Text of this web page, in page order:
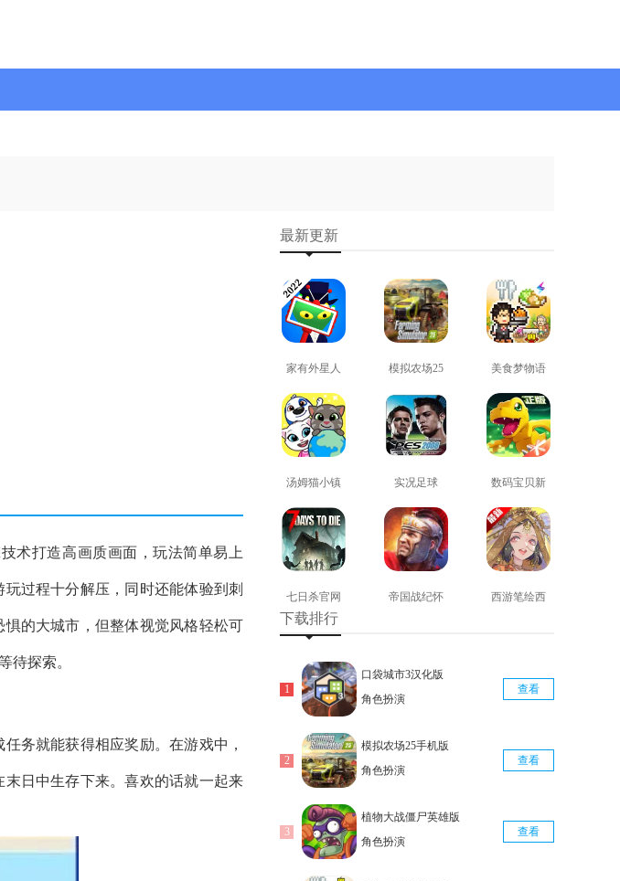
术打造高画质画面，玩法简单易上
过程十分解压，同时还能体验到刺
的大城市，但整体视觉风格轻松可
待探索。
务就能获得相应奖励。在游戏中，
日中生存下来。喜欢的话就一起来
最新更新
家有外星人
免费版
查看
模拟农场25
免费版
查看
美食梦物语
正版
查看
汤姆猫小镇
免费版
查看
实况足球
2008安卓版
查看
数码宝贝新
世纪免费版
查看
七日杀官网
版
查看
帝国战纪怀
西游笔绘西
下载排行
口袋城市3汉化版
角色扮演
查看
模拟农场25手机版
角色扮演
查看
植物大战僵尸英雄版
角色扮演
查看